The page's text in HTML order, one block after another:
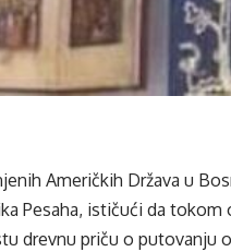
Američkih Država u
Pesaha, ističući da
drevnu priču o putovanju